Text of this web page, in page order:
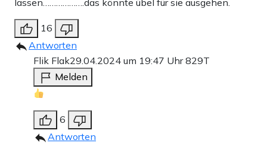
16
Antworten
Flik Flak29.04.2024 um 19:47 Uhr829T
Melden
6
Antworten